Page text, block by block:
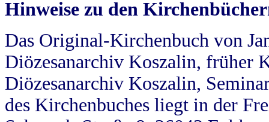
Hinweise zu den
Das Original-Kirchenbuch von
Diözesanarchiv Koszalin, früher
Diözesanarchiv Koszalin,
des Kirchenbuches liegt in der